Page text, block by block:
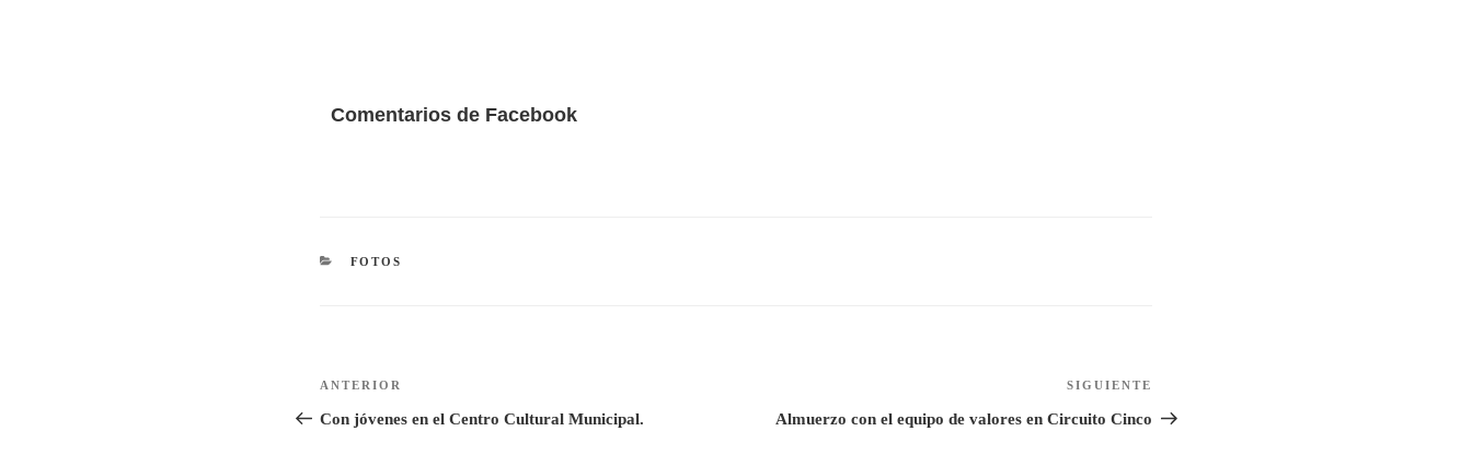
Comentarios de Facebook
CATEGORÍAS
FOTOS
Navegación
de
Entrada
anterior:
ANTERIOR
Con jóvenes en el Centro Cultural Municipal.
entrada
SIGUIENTE
Almuerzo con el equipo de valores en Circuito Cinco